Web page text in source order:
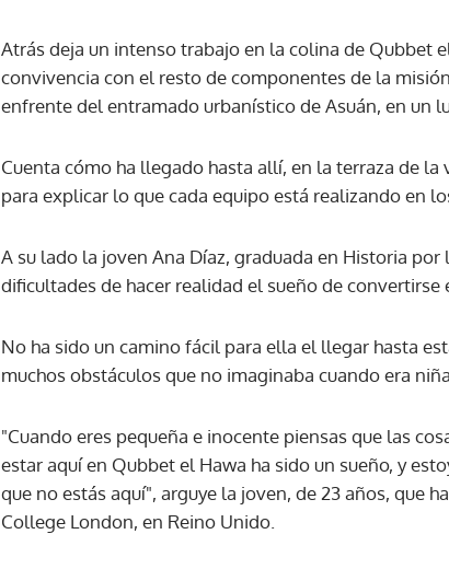
Atrás deja un intenso trabajo en la colina de Qubbet
convivencia con el resto de componentes de la
enfrente del entramado urbanístico de Asuán, en un
Cuenta cómo ha llegado hasta allí, en la terraza de
para explicar lo que cada equipo está realizando en
A su lado la joven Ana Díaz, graduada en Historia
dificultades de hacer realidad el sueño de convertirse
No ha sido un camino fácil para ella el llegar hasta
muchos obstáculos que no imaginaba cuando era
"Cuando eres pequeña e inocente piensas que las
estar aquí en Qubbet el Hawa ha sido un sueño, y
que no estás aquí", arguye la joven, de 23 años, que
College London, en Reino Unido.